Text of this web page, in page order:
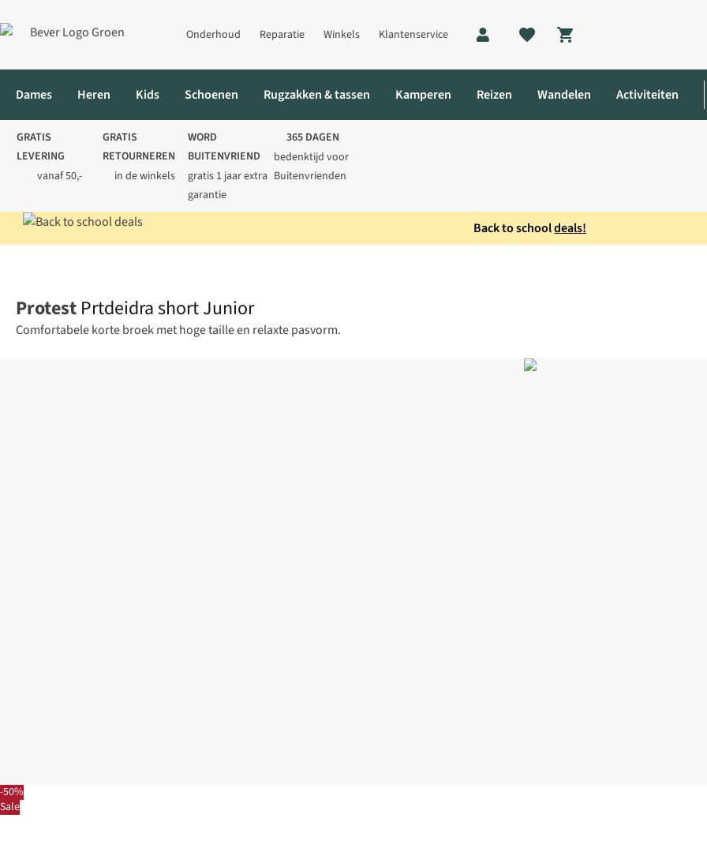
Onderhoud Reparatie Winkels Klantenservice
Shopping cart
Dames Heren Kids Schoenen Rugzakken & tassen Kamperen Reizen Wandelen Activiteiten
GRATIS
LEVERING
vanaf 50,-
GRATIS
RETOURNEREN
in de winkels
WORD
BUITENVRIEND
gratis 1 jaar extra
garantie
365 DAGEN
bedenktijd voor
Buitenvrienden
Back to schooldeals!
-50%
Sale
Protest Prtdeidra short Junior
Comfortabele korte broek met hoge taille en relaxte pasvorm.